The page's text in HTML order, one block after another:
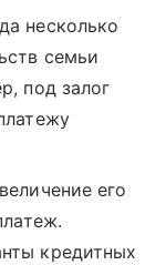
несколько
семьи
под залог
его
кредитных